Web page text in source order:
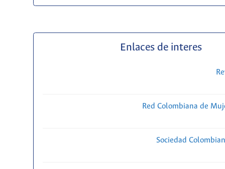
Enlaces de interes
Red Colombiana de
Sociedad